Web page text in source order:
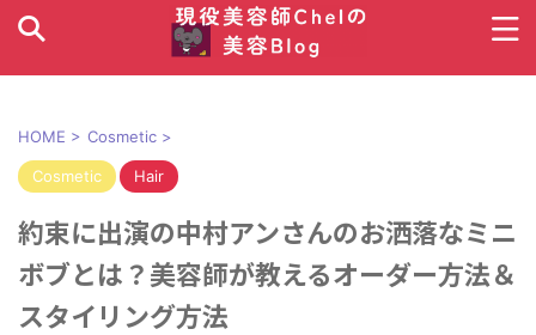
HOME > Cosmetic >
Cosmetic Hair
約束に出演の中村アンさんのお洒落なミニ
ボブとは？美容師が教えるオーダー方法＆
スタイリング方法